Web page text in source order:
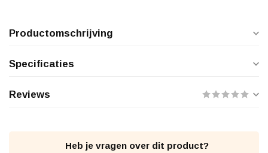
Productomschrijving
Specificaties
Reviews
Heb je vragen over dit product?